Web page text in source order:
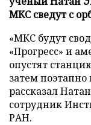
МКС сведут с
«МКС будут
«Прогресс» и
опустят
затем
рассказал
сотрудник
РАН.